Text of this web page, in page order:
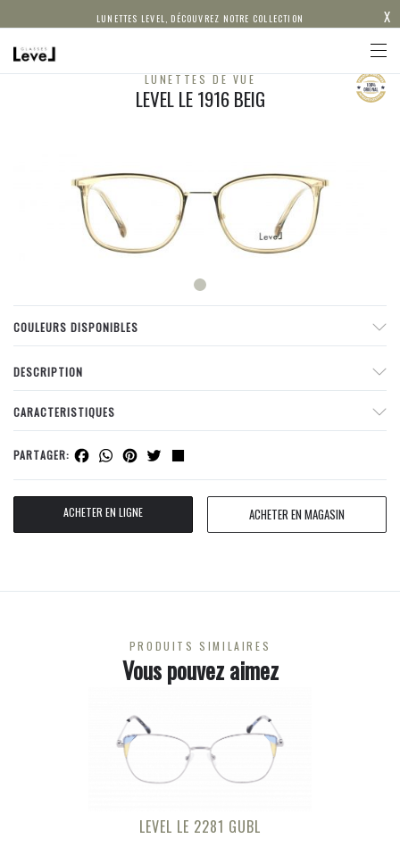
LUNETTES LEVEL, DÉCOUVREZ NOTRE COLLECTION X
LUNETTES DE VUE
LEVEL LE 1916 BEIG
COULEURS DISPONIBLES
DESCRIPTION
CARACTERISTIQUES
PARTAGER: Facebook
WhatsApp
Pinterest
Twitter
ACHETER EN LIGNE ACHETER EN MAGASIN
PRODUITS SIMILAIRES
Vous pouvez aimez
LEVEL LE 2281 GUBL